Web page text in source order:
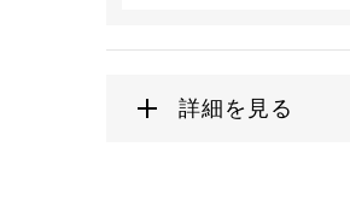
詳細を見る